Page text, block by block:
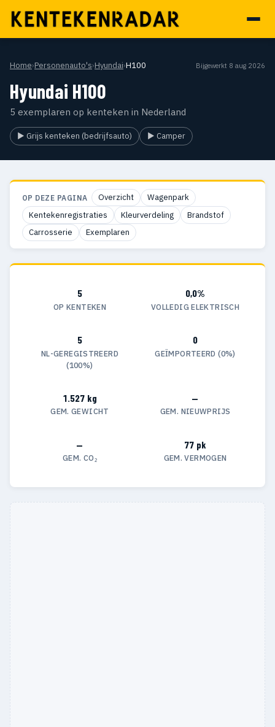
Home›Personenauto's›Hyundai›H100 Bijgewerkt 8 aug 2026
Hyundai H100
5 exemplaren op kenteken in Nederland
▶ Grijs kenteken (bedrijfsauto) ▶ Camper
OP DEZE PAGINA Overzicht
Wagenpark
Kentekenregistraties
Kleurverdeling
Brandstof
Carrosserie
Exemplaren
5
OP KENTEKEN
0,0%
VOLLEDIG ELEKTRISCH
5
NL-GEREGISTREERD
(100%)
0
GEÏMPORTEERD (0%)
1.527 kg
GEM. GEWICHT
—
GEM. NIEUWPRIJS
—
GEM. CO₂
77 pk
GEM. VERMOGEN